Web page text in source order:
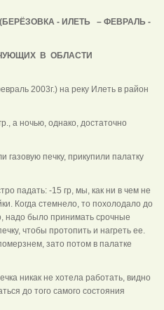
- ИЛЕТЬ – ФЕВРАЛЬ -
В ОБЛАСТИ
2003г.) на реку Илеть в район
а ночью, однако, достаточно
печку, прикупили палатку
падать: -15 гр, мы, как ни в чем не
Когда стемнело, то похолодало до
надо было принимать срочные
чтобы протопить и нагреть ее.
зато потом в палатке
никак не хотела работать, видно
до того самого состояния